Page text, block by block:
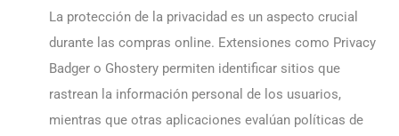
La protección de la privacidad es un aspecto crucial
durante las compras online. Extensiones como Privacy
Badger o Ghostery permiten identificar sitios que
rastrean la información personal de los usuarios,
mientras que otras aplicaciones evalúan políticas de